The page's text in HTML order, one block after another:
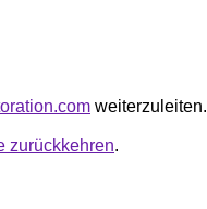
weiterzuleiten.
zurückkehren.